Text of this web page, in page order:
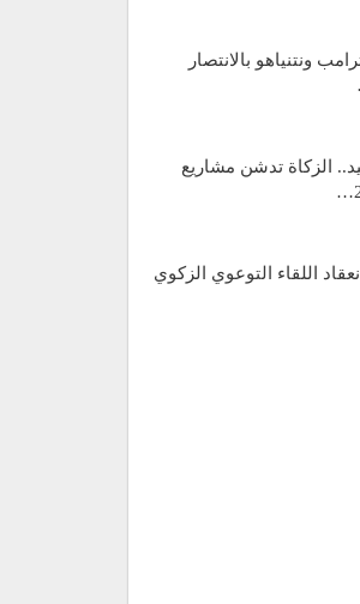
ونتنياهو بالانتصار
الزكاة تدشن مشاريع
اللقاء التوعوي الزكوي